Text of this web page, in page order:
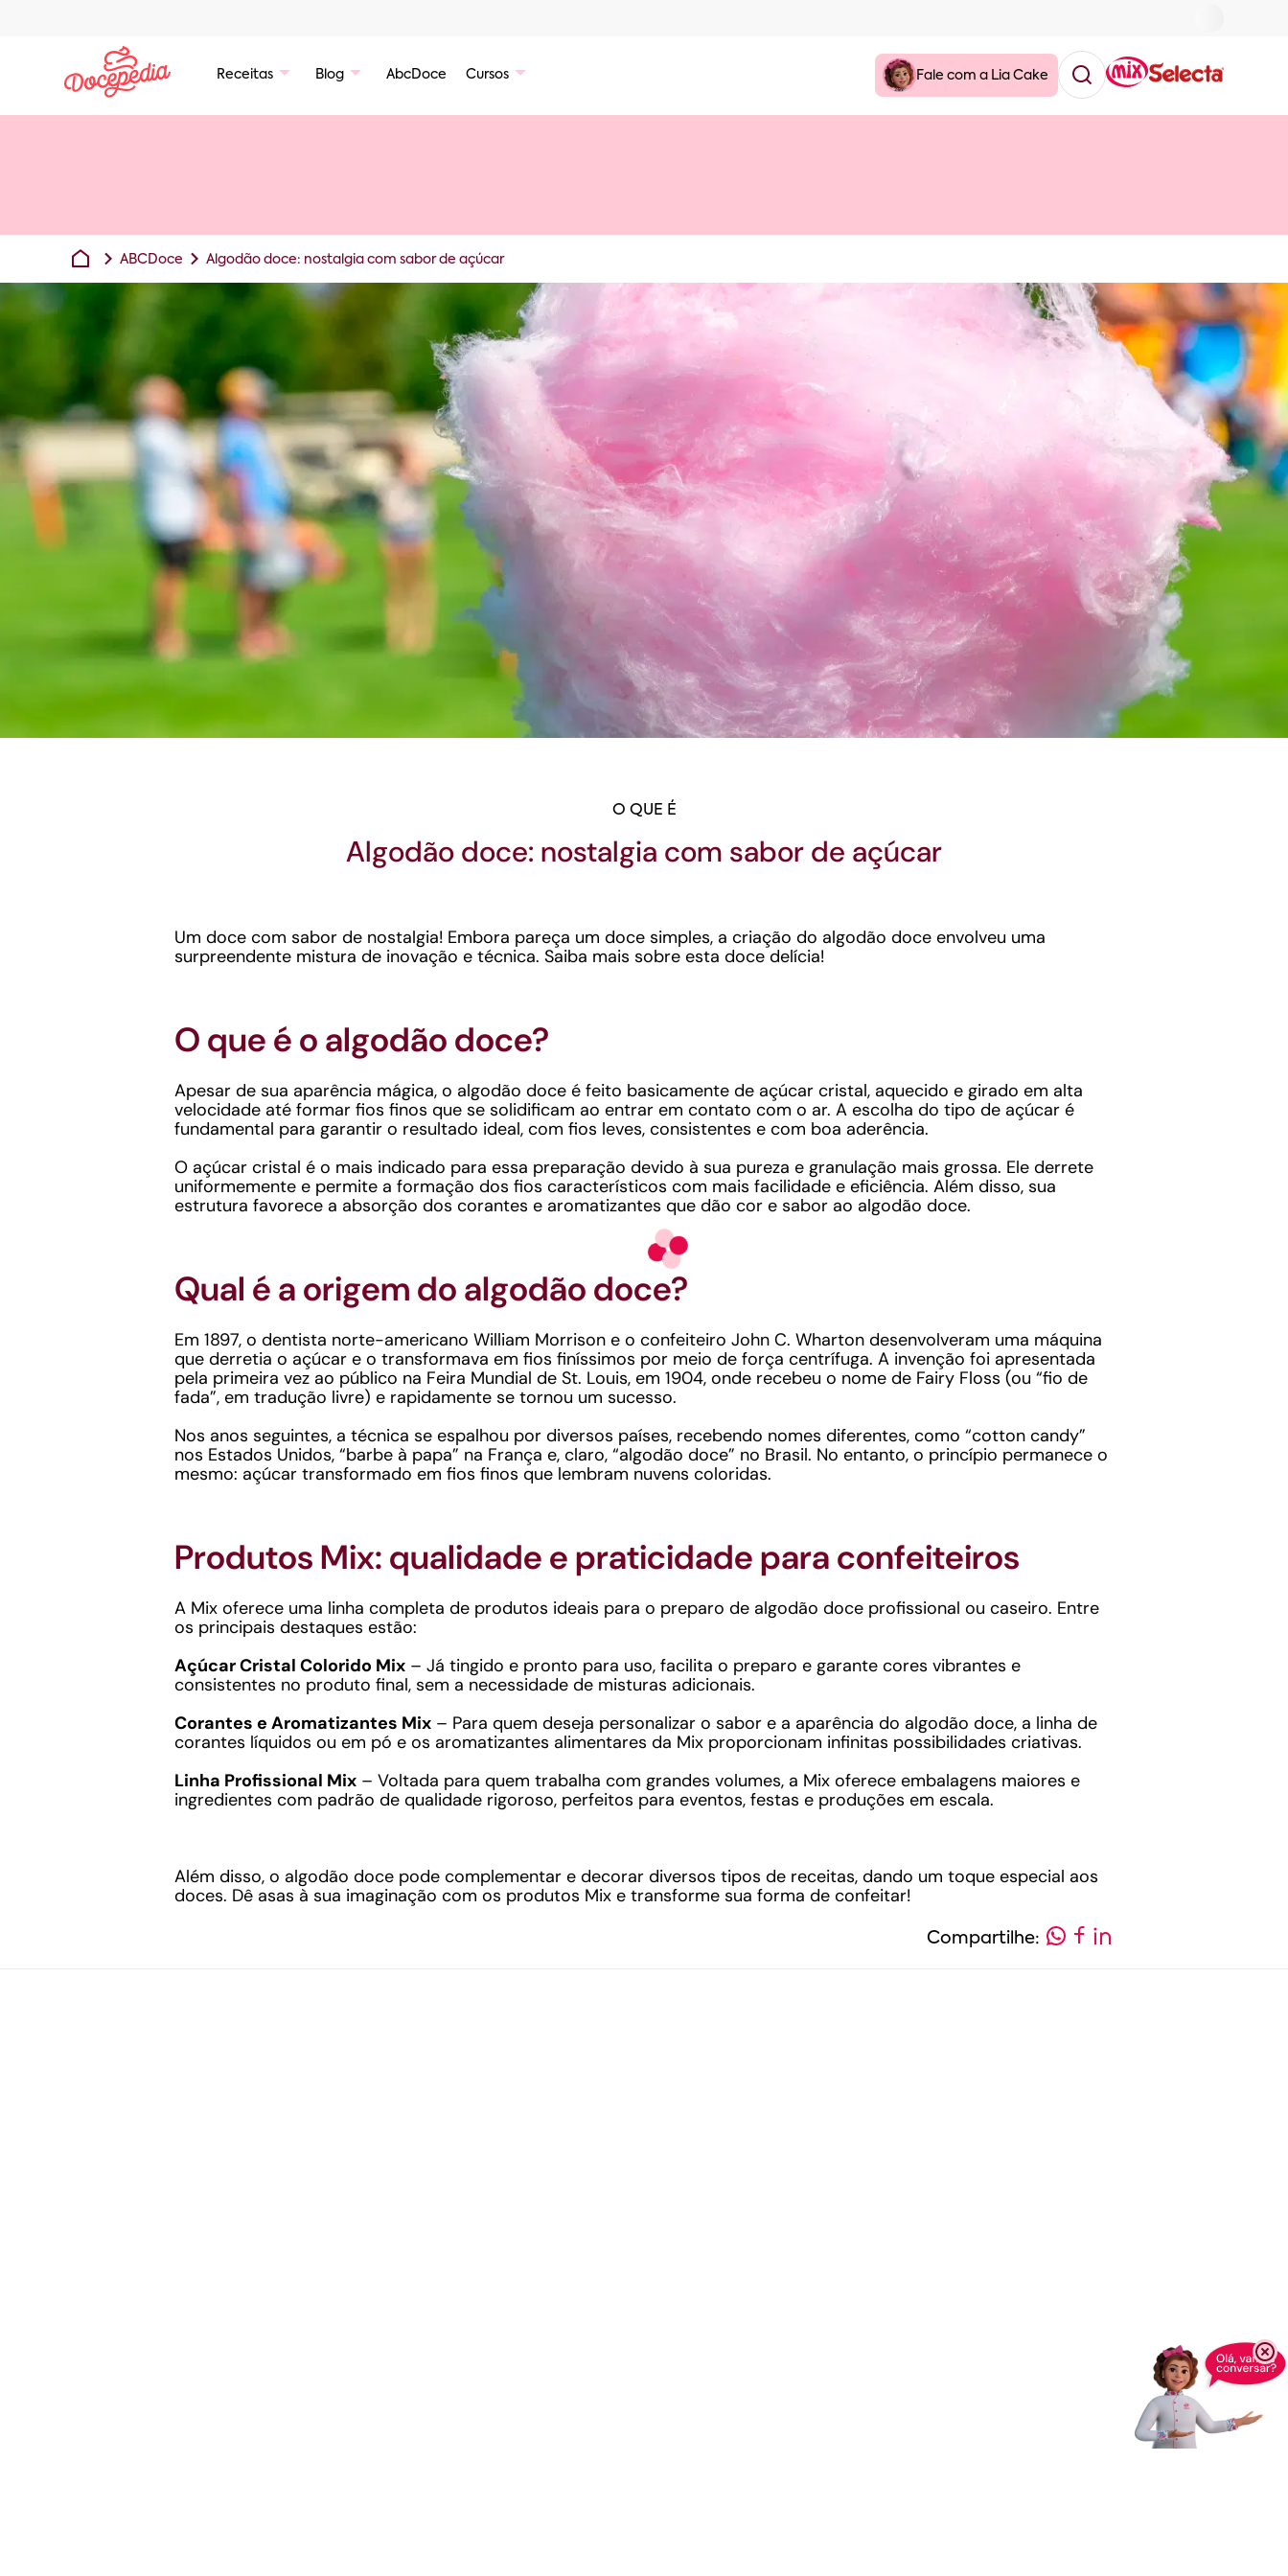
Receitas Blog AbcDoce Cursos Fale com a Lia Cake
ABCDoce Algodão doce: nostalgia com sabor de açúcar
O QUE É
Algodão doce: nostalgia com sabor de açúcar
Um doce com sabor de nostalgia! Embora pareça um doce simples, a criação do algodão doce envolveu uma
surpreendente mistura de inovação e técnica. Saiba mais sobre esta doce delícia!
O que é o algodão doce?
Apesar de sua aparência mágica, o algodão doce é feito basicamente de açúcar cristal, aquecido e girado em alta
velocidade até formar fios finos que se solidificam ao entrar em contato com o ar. A escolha do tipo de açúcar é
fundamental para garantir o resultado ideal, com fios leves, consistentes e com boa aderência.
O açúcar cristal é o mais indicado para essa preparação devido à sua pureza e granulação mais grossa. Ele derrete
uniformemente e permite a formação dos fios característicos com mais facilidade e eficiência. Além disso, sua
estrutura favorece a absorção dos corantes e aromatizantes que dão cor e sabor ao algodão doce.
Qual é a origem do algodão doce?
Em 1897, o dentista norte-americano William Morrison e o confeiteiro John C. Wharton desenvolveram uma máquina
que derretia o açúcar e o transformava em fios finíssimos por meio de força centrífuga. A invenção foi apresentada
pela primeira vez ao público na Feira Mundial de St. Louis, em 1904, onde recebeu o nome de Fairy Floss (ou “fio de
fada”, em tradução livre) e rapidamente se tornou um sucesso.
Nos anos seguintes, a técnica se espalhou por diversos países, recebendo nomes diferentes, como “cotton candy”
nos Estados Unidos, “barbe à papa” na França e, claro, “algodão doce” no Brasil. No entanto, o princípio permanece o
mesmo: açúcar transformado em fios finos que lembram nuvens coloridas.
Produtos Mix: qualidade e praticidade para confeiteiros
A Mix oferece uma linha completa de produtos ideais para o preparo de algodão doce profissional ou caseiro. Entre
os principais destaques estão:
Açúcar Cristal Colorido Mix – Já tingido e pronto para uso, facilita o preparo e garante cores vibrantes e
consistentes no produto final, sem a necessidade de misturas adicionais.
Corantes e Aromatizantes Mix – Para quem deseja personalizar o sabor e a aparência do algodão doce, a linha de
corantes líquidos ou em pó e os aromatizantes alimentares da Mix proporcionam infinitas possibilidades criativas.
Linha Profissional Mix – Voltada para quem trabalha com grandes volumes, a Mix oferece embalagens maiores e
ingredientes com padrão de qualidade rigoroso, perfeitos para eventos, festas e produções em escala.
Além disso, o algodão doce pode complementar e decorar diversos tipos de receitas, dando um toque especial aos
doces. Dê asas à sua imaginação com os produtos Mix e transforme sua forma de confeitar!
Compartilhe: